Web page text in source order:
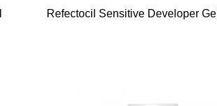
Refectocil Sensitive Developer Gel